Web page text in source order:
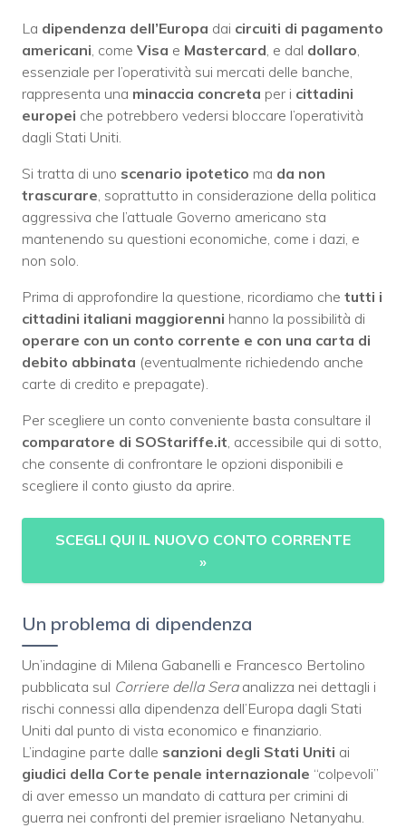
La dipendenza dell’Europa dai circuiti di pagamento
americani, come Visa e Mastercard, e dal dollaro,
essenziale per l’operatività sui mercati delle banche,
rappresenta una minaccia concreta per i cittadini
europei che potrebbero vedersi bloccare l’operatività
dagli Stati Uniti.
Si tratta di uno scenario ipotetico ma da non
trascurare, soprattutto in considerazione della politica
aggressiva che l’attuale Governo americano sta
mantenendo su questioni economiche, come i dazi, e
non solo.
Prima di approfondire la questione, ricordiamo che tutti i
cittadini italiani maggiorenni hanno la possibilità di
operare con un conto corrente e con una carta di
debito abbinata (eventualmente richiedendo anche
carte di credito e prepagate).
Per scegliere un conto conveniente basta consultare il
comparatore di SOStariffe.it, accessibile qui di sotto,
che consente di confrontare le opzioni disponibili e
scegliere il conto giusto da aprire.
SCEGLI QUI IL NUOVO CONTO CORRENTE
»
Un problema di dipendenza
Un’indagine di Milena Gabanelli e Francesco Bertolino
pubblicata sul Corriere della Seraanalizza nei dettagli i
rischi connessi alla dipendenza dell’Europa dagli Stati
Uniti dal punto di vista economico e finanziario.
L’indagine parte dalle sanzioni degli Stati Uniti ai
giudici della Corte penale internazionale “colpevoli”
di aver emesso un mandato di cattura per crimini di
guerra nei confronti del premier israeliano Netanyahu.